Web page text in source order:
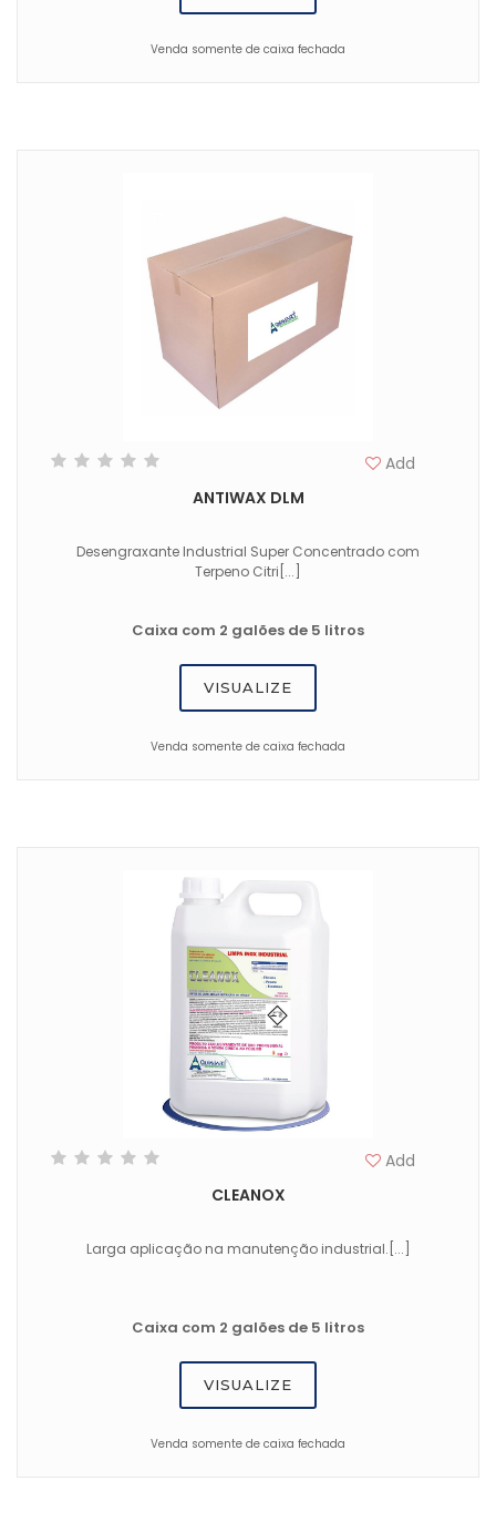
Venda somente de caixa fechada
Add
ANTIWAX DLM
Desengraxante Industrial Super Concentrado com
Terpeno Citri[...]
Caixa com 2 galões de 5 litros
VISUALIZE
Venda somente de caixa fechada
Add
CLEANOX
Larga aplicação na manutenção industrial.[...]
Caixa com 2 galões de 5 litros
VISUALIZE
Venda somente de caixa fechada